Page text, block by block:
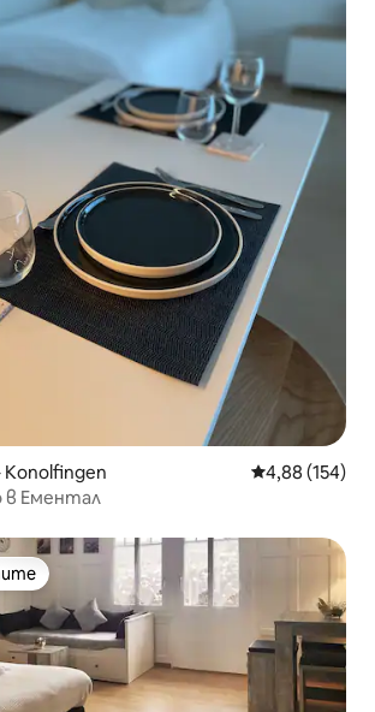
Средна
4,88 (154)
Ементал